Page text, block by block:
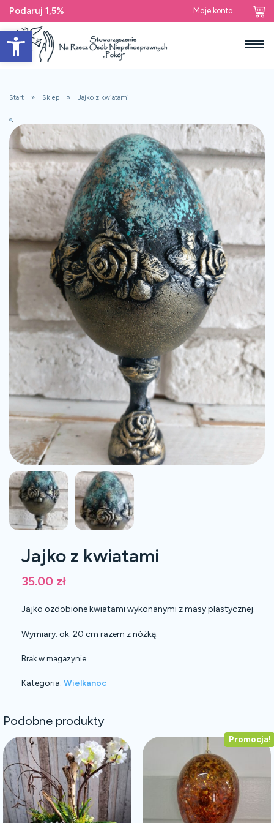
Open toolbar
Podaruj 1,5% Moje konto
Start Sklep Jajko z kwiatami
Jajko z kwiatami
35.00 zł
Jajko ozdobione kwiatami wykonanymi z masy plastycznej.
Wymiary: ok. 20 cm razem z nóżką.
Brak w magazynie
Kategoria: Wielkanoc
Podobne produkty
Promocja!